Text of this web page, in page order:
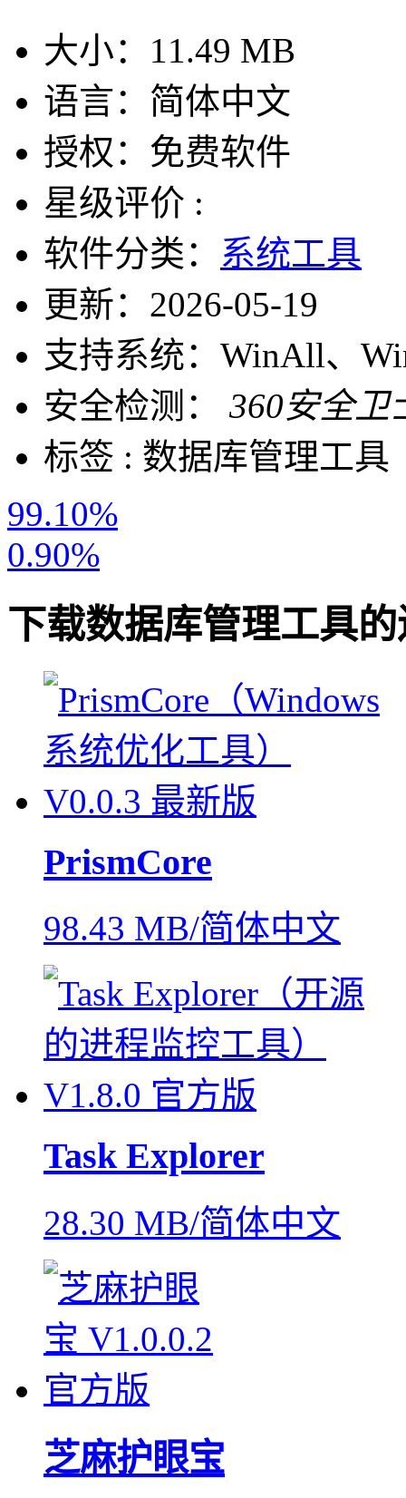
大小： 11.49 MB
语言： 简体中文
授权： 免费软件
星级评价 :
软件分类： 系统工具
更新： 2026-05-19
支持系统： WinAll、
安全检测：
360安全卫
标签 : 数据库管理工具
99.10%
0.90%
下载数据库管理工具
PrismCore
98.43 MB/简体中文
Task Explorer
28.30 MB/简体中文
芝麻护眼宝